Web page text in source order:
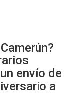
envío de
a